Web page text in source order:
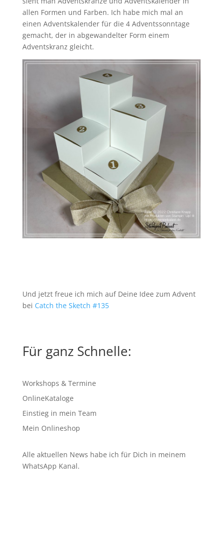
allen Formen und Farben. Ich habe mich mal an
einen Adventskalender für die 4 Adventssonntage
gemacht, der in abgewandelter Form einem
Adventskranz gleicht.
Und jetzt freue ich mich auf Deine Idee zum Advent
bei Catch the Sketch #135
Für ganz Schnelle:
Workshops & Termine
OnlineKataloge
Einstieg in mein Team
Mein Onlineshop
Alle aktuellen News habe ich für Dich in meinem
WhatsApp Kanal.